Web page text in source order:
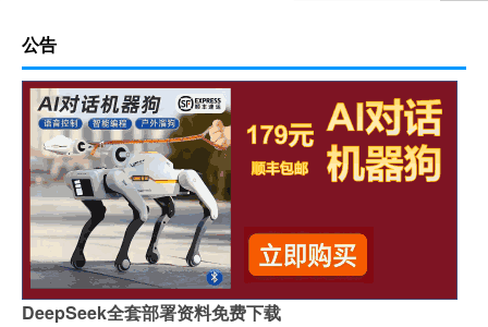
公告
DeepSeek全套部署资料免费下载